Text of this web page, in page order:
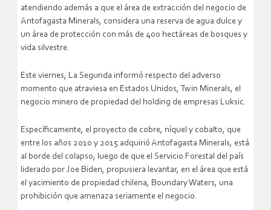
atendiendo además a que el área de extracción del negocio de
Antofagasta Minerals, considera una reserva de agua dulce y
un área de protección con más de 400 hectáreas de bosques y
vida silvestre.
Este viernes, La Segunda informó respecto del adverso
momento que atraviesa en Estados Unidos, Twin Minerals, el
negocio minero de propiedad del holding de empresas Luksic.
Específicamente, el proyecto de cobre, níquel y cobalto, que
entre los años 2010 y 2015 adquirió Antofagasta Minerals, está
al borde del colapso, luego de que el Servicio Forestal del país
liderado por Joe Biden, propusiera levantar, en el área que está
el yacimiento de propiedad chilena, Boundary Waters, una
prohibición que amenaza seriamente el negocio.